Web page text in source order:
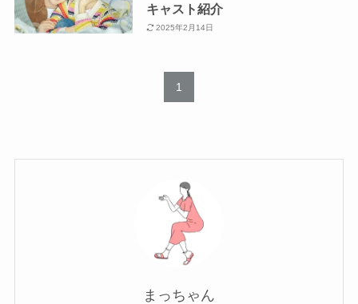
キャスト紹介
2025年2月14日
1
まっちゃん